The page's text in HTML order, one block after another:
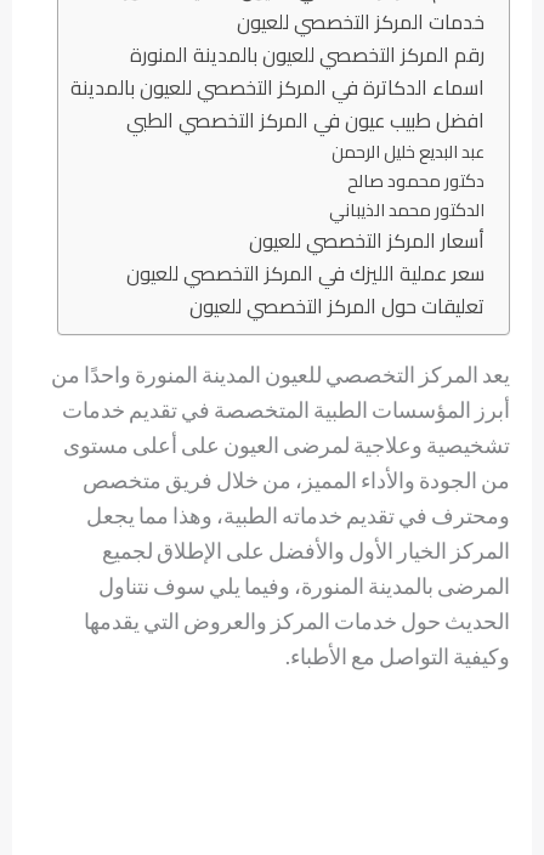
خدمات المركز التخصصي للعيون
رقم المركز التخصصي للعيون بالمدينة المنورة
اسماء الدكاترة في المركز التخصصي للعيون بالمدينة
افضل طبيب عيون في المركز التخصصي الطبي
عبد البديع خليل الرحمن
دكتور محمود صالح
الدكتور محمد الذيباني
أسعار المركز التخصصي للعيون
سعر عملية الليزك في المركز التخصصي للعيون
تعليقات حول المركز التخصصي للعيون
يعد المركز التخصصي للعيون المدينة المنورة واحدًا من
أبرز المؤسسات الطبية المتخصصة في تقديم خدمات
تشخيصية وعلاجية لمرضى العيون على أعلى مستوى
من الجودة والأداء المميز، من خلال فريق متخصص
ومحترف في تقديم خدماته الطبية، وهذا مما يجعل
المركز الخيار الأول والأفضل على الإطلاق لجميع
المرضى بالمدينة المنورة، وفيما يلي سوف نتناول
الحديث حول خدمات المركز والعروض التي يقدمها
وكيفية التواصل مع الأطباء.